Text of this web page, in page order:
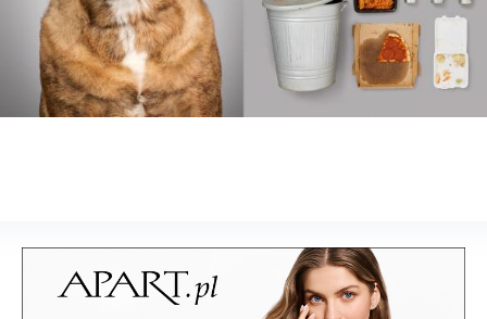
Design
Sztuka
Lifestyle